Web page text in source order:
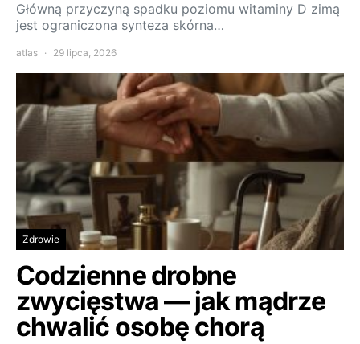
Główną przyczyną spadku poziomu witaminy D zimą
jest ograniczona synteza skórna…
atlas 29 lipca, 2026
Zdrowie
Codzienne drobne
zwycięstwa — jak mądrze
chwalić osobę chorą